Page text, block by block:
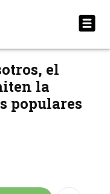
el
la
populares